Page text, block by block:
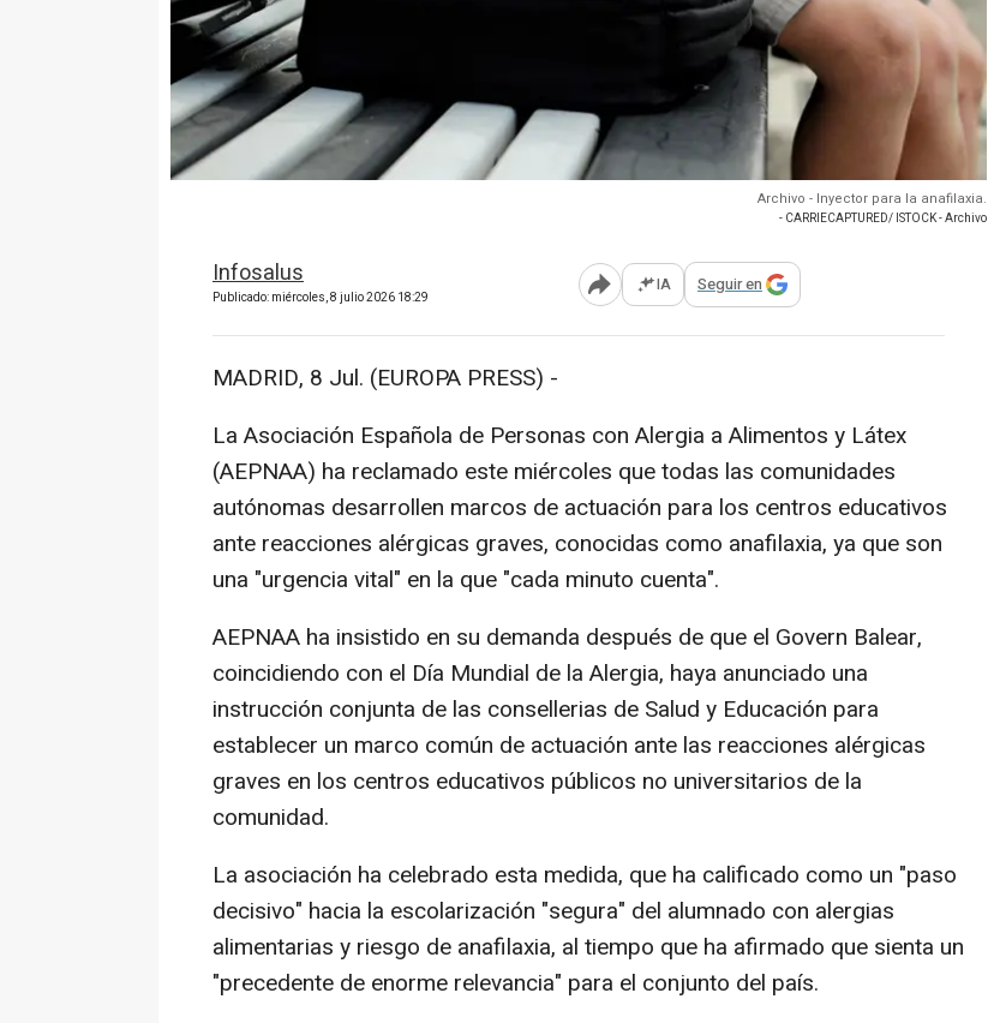
Archivo - Inyector para la anafilaxia.
- CARRIECAPTURED/ ISTOCK - Archivo
Infosalus
Publicado: miércoles, 8 julio 2026 18:29 Abrir opciones para compartir
IA Seguir en
MADRID, 8 Jul. (EUROPA PRESS) -
La Asociación Española de Personas con Alergia a Alimentos y Látex
(AEPNAA) ha reclamado este miércoles que todas las comunidades
autónomas desarrollen marcos de actuación para los centros educativos
ante reacciones alérgicas graves, conocidas como anafilaxia, ya que son
una "urgencia vital" en la que "cada minuto cuenta".
AEPNAA ha insistido en su demanda después de que el Govern Balear,
coincidiendo con el Día Mundial de la Alergia, haya anunciado una
instrucción conjunta de las consellerias de Salud y Educación para
establecer un marco común de actuación ante las reacciones alérgicas
graves en los centros educativos públicos no universitarios de la
comunidad.
La asociación ha celebrado esta medida, que ha calificado como un "paso
decisivo" hacia la escolarización "segura" del alumnado con alergias
alimentarias y riesgo de anafilaxia, al tiempo que ha afirmado que sienta un
"precedente de enorme relevancia" para el conjunto del país.